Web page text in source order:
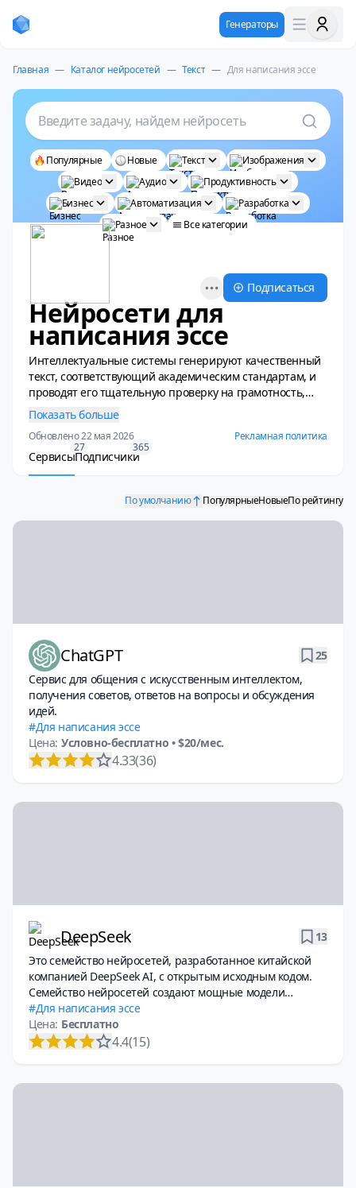
Генераторы
Главная — Каталог нейросетей — Текст — Для написания эссе
Введите задачу, найдем нейросеть
Популярные Новые Текст
Изображения
Видео
Аудио
Продуктивность
Бизнес
Автоматизация
Разработка
Разное
Все категории
Open options
Подписаться
Нейросети для
написания эссе
Интеллектуальные системы генерируют качественный
текст, соответствующий академическим стандартам, и
проводят его тщательную проверку на грамотность,
стилистическую целостность и оригинальность.
Дополнительно нейросети предлагают полезные
функции по подбору источников, адаптации текста под
конкретные требования оформления и анализу
убедительности изложения. Это делает их ценными
профессиональных авторов.
Показать больше
Обновлено 22 мая 2026 Рекламная политика
Сервисы
27
Подписчики
365
По умолчанию ПопулярныеНовыеПо рейтингу
ChatGPT
25
Сервис для общения с искусственным интеллектом,
получения советов, ответов на вопросы и обсуждения
идей.
Для написания эссе
Цена: Условно-бесплатно • $20/мес.
4.33(36)
DeepSeek
13
Это семейство нейросетей, разработанное китайской
компанией DeepSeek AI, с открытым исходным кодом.
Семейство нейросетей создают мощные модели
искусственного интеллекта, аналогичные OpenAI GPT и
Google Gemini.
Для написания эссе
Цена: Бесплатно
4.4(15)